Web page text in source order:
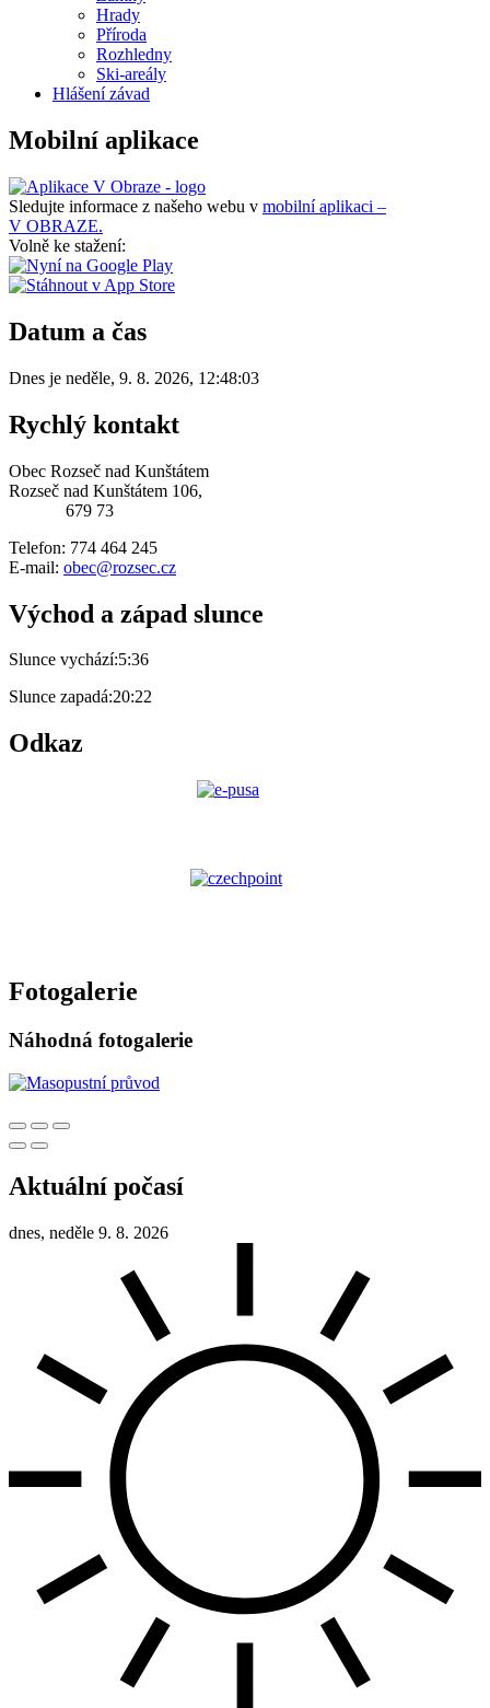
Hrady
Příroda
Rozhledny
Ski-areály
Hlášení závad
Mobilní aplikace
Sledujte informace z našeho webu v mobilní aplikaci –
V OBRAZE.
Volně ke stažení:
Datum a čas
Dnes je neděle, 9. 8. 2026, 12:48:03
Rychlý kontakt
Obec Rozseč nad Kunštátem
Rozseč nad Kunštátem 106,
679 73
Telefon: 774 464 245
E-mail: obec@rozsec.cz
Východ a západ slunce
Slunce vychází:5:36
Slunce zapadá:20:22
Odkaz
Fotogalerie
Náhodná fotogalerie
Aktuální počasí
dnes, neděle 9. 8. 2026